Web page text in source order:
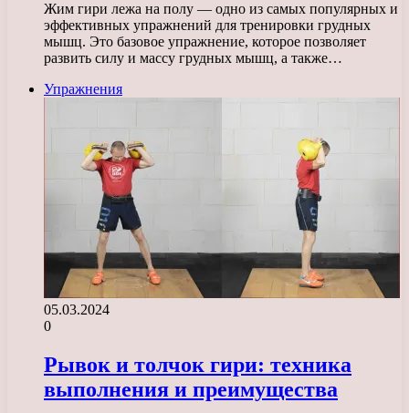
Жим гири лежа на полу — одно из самых популярных и
эффективных упражнений для тренировки грудных
мышц. Это базовое упражнение, которое позволяет
развить силу и массу грудных мышц, а также…
Упражнения
05.03.2024
0
Рывок и толчок гири: техника
выполнения и преимущества